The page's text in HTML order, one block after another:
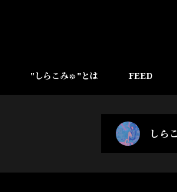
"しらこみゅ"とは FEED
しら